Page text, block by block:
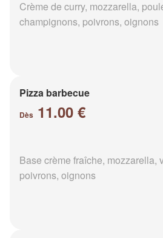
Crème de curry, mozzarella,
champignons, poivrons, oignons
Pizza barbecue
Dès 11.00 €
Base crème fraîche, mozzarella,
poivrons, oignons